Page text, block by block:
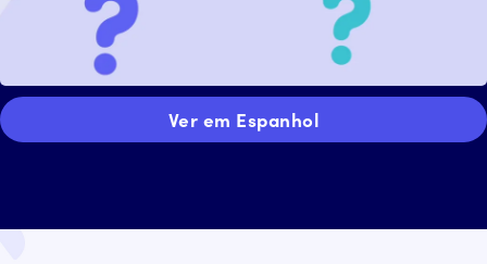
video
Ver em Espanhol